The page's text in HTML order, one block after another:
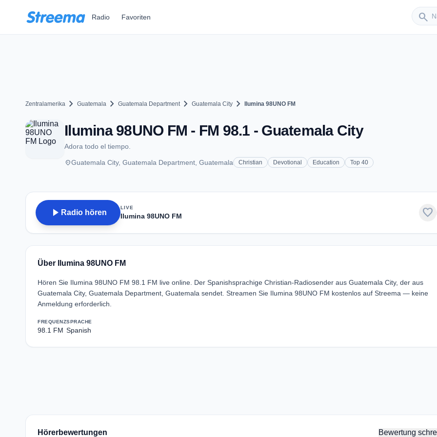
Radio Favoriten search
Zentralamerika chevron_right Guatemala chevron_right Guatemala Departmentchevron_right Guatemala City chevron_right Ilumina 98UNO FM
Ilumina 98UNO FM - FM 98.1 - Guatemala City
Adora todo el tiempo.
placeGuatemala City, Guatemala Department, Guatemala Christian Devotional Education Top 40
play_arrow Radio hören
LIVE
Ilumina 98UNO FM favorite
Über Ilumina 98UNO FM
Hören Sie Ilumina 98UNO FM 98.1 FM live online. Der Spanishsprachige Christian-Radiosender aus Guatemala City, der aus
Guatemala City, Guatemala Department, Guatemala sendet. Streamen Sie Ilumina 98UNO FM kostenlos auf Streema — keine
Anmeldung erforderlich.
FREQUENZ
98.1 FM
SPRACHE
Spanish
Hörerbewertungen Bewertung